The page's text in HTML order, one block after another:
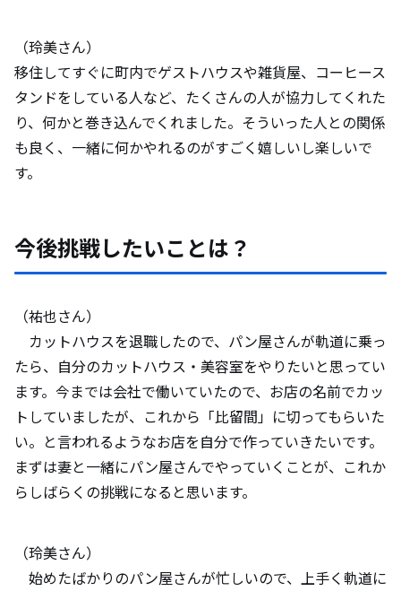
（玲美さん）
移住してすぐに町内でゲストハウスや雑貨屋、コーヒース
タンドをしている人など、たくさんの人が協力してくれた
り、何かと巻き込んでくれました。そういった人との関係
も良く、一緒に何かやれるのがすごく嬉しいし楽しいで
す。
今後挑戦したいことは？
（祐也さん）
カットハウスを退職したので、パン屋さんが軌道に乗っ
たら、自分のカットハウス・美容室をやりたいと思ってい
ます。今までは会社で働いていたので、お店の名前でカッ
トしていましたが、これから「比留間」に切ってもらいた
い。と言われるようなお店を自分で作っていきたいです。
まずは妻と一緒にパン屋さんでやっていくことが、これか
らしばらくの挑戦になると思います。
（玲美さん）
始めたばかりのパン屋さんが忙しいので、上手く軌道に